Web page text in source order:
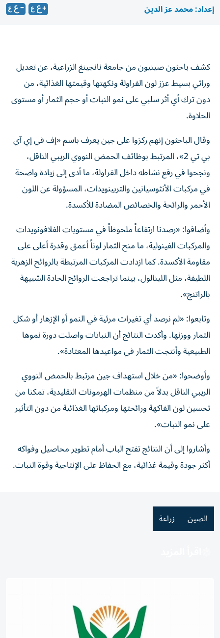
إعداد: محمد عز الدين
كشف باحثون صينيون من جامعة نانجينغ الزراعية، عن تعديل
وراثي بسيط عزز لون الفراولة ونكهتها وقيمتها الغذائية، من
دون ترك أي أثر سلبي على نمو النبات أو حجم الثمار أو مستوى
الحلاوة.
وقال الباحثون إنهم ركزوا على جين يعرف باسم «إف في إي آي
بي تي 2»، المرتبط بوظائف الحمض النووي الريبي الناقل،
ونجحوا في رفع نشاطه داخل الفراولة، ما أدى إلى زيادة واضحة
في مركبات الأنثوسيانين والتربينويدات، المسؤولة عن اللون
الأحمر والرائحة والخصائص المضادة للأكسدة.
وأضافوا: «رصدنا ارتفاعاً ملحوظاً في مستويات الفلافونويدات
والمركبات الفينولية، ما منح الثمار لوناً أعمق وقدرة أعلى على
مقاومة الأكسدة. كما ازدادت المركبات المرتبطة بالروائح الزهرية
اللطيفة، مثل اللينالول، بينما تراجعت الروائح الحادة الشبيهة
بالراتنج».
وتابعوا: «لم نرصد أي تغيرات مرئية في النمو أو الإزهار أو شكل
الثمار ووزنها. وأكدت النتائج أن النباتات واصلت دورة نموها
الطبيعية وأنتجت الثمار في مواعيدها المعتادة».
وأوضحوا: «من خلال استهداف جين مرتبط بالحمض النووي
الريبي الناقل بدلاً من منظمات الهرمونات التقليدية، تمكنا من
تحسين لون الفاكهة ورائحتها ومركباتها الغذائية من دون التأثير
على نمو النبات».
وأشاروا إلى أن النتائج تفتح الباب أمام تطوير محاصيل وفواكه
أكثر جودة وقيمة غذائية، مع الحفاظ على الإنتاجية وقوة النبات.
الصين زراعة